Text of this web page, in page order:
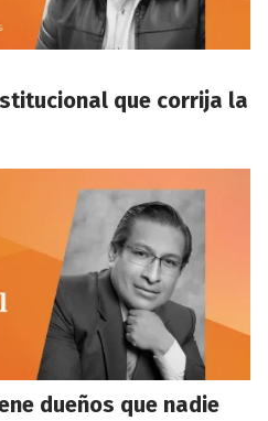
que corrija la
dueños que nadie